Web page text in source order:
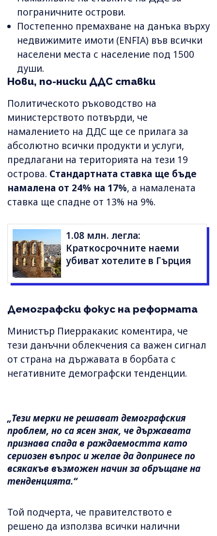
пограничните острови.
Постепенно премахване на данъка върху
недвижимите имоти (ENFIA) във всички
населени места с население под 1500
души.
Нови, по-ниски ДДС ставки
Политическото ръководство на
министерството потвърди, че
намалението на ДДС ще се прилага за
абсолютно всички продукти и услуги,
предлагани на територията на тези 19
острова. Стандартната ставка ще бъде
намалена от 24% на 17%, а намалената
ставка ще спадне от 13% на 9%.
1.08 млн. легла:
Краткосрочните наеми
убиват хотелите в Гърция
Демографски фокус на реформата
Министър Пиерракакис коментира, че
тези данъчни облекчения са важен сигнал
от страна на държавата в борбата с
негативните демографски тенденции.
„Тези мерки не решават демографския
проблем, но са ясен знак, че държавата
признава спада в раждаемостта като
сериозен въпрос и желае да допринесе по
всякакъв възможен начин за обръщане на
тенденцията.“
Той подчерта, че правителството е
решено да използва всички налични